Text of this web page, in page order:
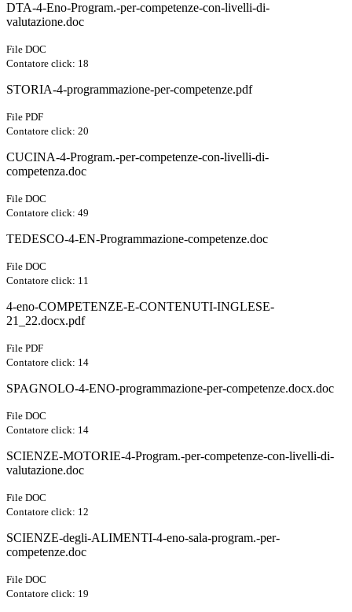
DTA-4-Eno-Program.-per-competenze-con-livelli-di-
valutazione.doc
File DOC
Contatore click: 18
STORIA-4-programmazione-per-competenze.pdf
File PDF
Contatore click: 20
CUCINA-4-Program.-per-competenze-con-livelli-di-
competenza.doc
File DOC
Contatore click: 49
TEDESCO-4-EN-Programmazione-competenze.doc
File DOC
Contatore click: 11
4-eno-COMPETENZE-E-CONTENUTI-INGLESE-
21_22.docx.pdf
File PDF
Contatore click: 14
SPAGNOLO-4-ENO-programmazione-per-competenze.docx.doc
File DOC
Contatore click: 14
SCIENZE-MOTORIE-4-Program.-per-competenze-con-livelli-di-
valutazione.doc
File DOC
Contatore click: 12
SCIENZE-degli-ALIMENTI-4-eno-sala-program.-per-
competenze.doc
File DOC
Contatore click: 19